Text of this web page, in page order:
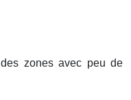
zones avec peu de